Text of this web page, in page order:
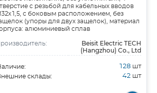
с резьбой для кабельных вводов
с боковым расположением, без
(упоры для двух защелок), материал
алюминиевый сплав
Beisit Electric TECH
(Hangzhou) Co., Ltd
128 шт
склады: 42 шт